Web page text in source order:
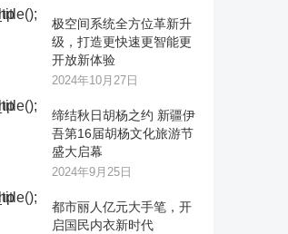
极空间系统全方位革新升
级，打造更快速更智能更
开放新体验
2024年10月27日
缔结秋日胡杨之约 新疆伊
吾第16届胡杨文化旅游节
盛大启幕
2024年9月25日
都市丽人亿元大手笔，开
启国民内衣新时代